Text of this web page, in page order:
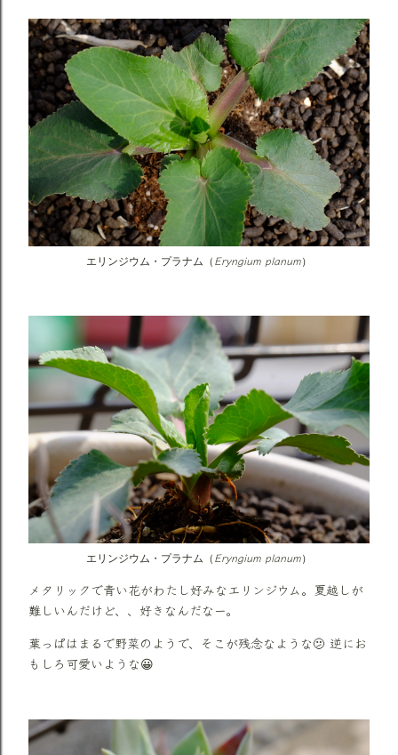
エリンジウム・プラナム（ Eryngium planum）
エリンジウム・プラナム（ Eryngium planum）
メタリックで青い花がわたし好みなエリンジウム。夏越しが
難しいんだけど、、好きなんだなー。
葉っぱはまるで野菜のようで、そこが残念なような🫤 逆にお
もしろ可愛いような😀